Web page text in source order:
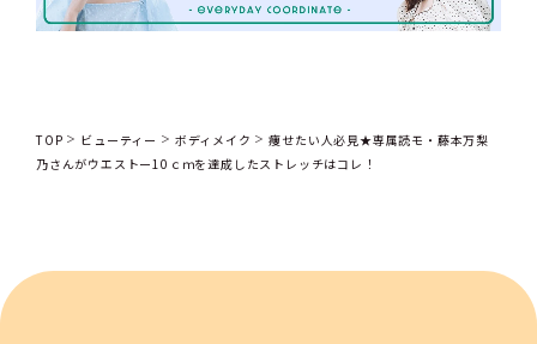
TOP ビューティー ボディメイク
痩せたい人必見★専属読モ・藤本万梨
乃さんがウエストー10ｃｍを達成したストレッチはコレ！